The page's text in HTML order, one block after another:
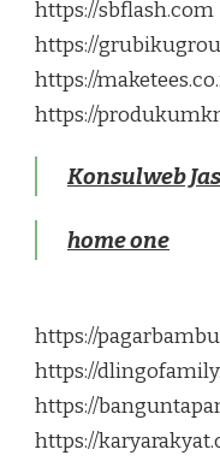
https://sbflash.com
https://
https://
https://
Konsulweb
home one
https://
https://
https://
https://